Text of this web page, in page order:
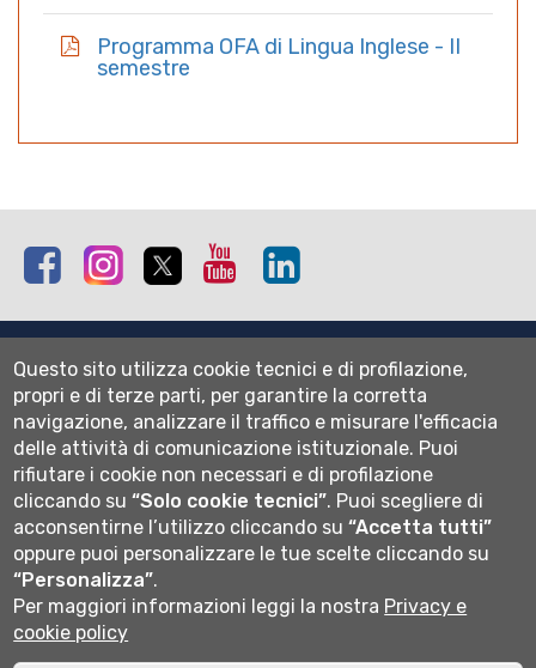
Programma OFA di Lingua Inglese - II
semestre
Facebook Instagram Twitter Youtube
Mappa del sito
Normativa cookie
Informativa privacy
Cookie settings
Wi-fi
Webmail
Università degli studi di Bergamo
Questo sito utilizza cookie tecnici e di profilazione,
propri e di terze parti, per garantire la corretta
navigazione, analizzare il traffico e misurare l'efficacia
delle attività di comunicazione istituzionale. Puoi
rifiutare i cookie non necessari e di profilazione
cliccando su“Solo cookie tecnici”. Puoi scegliere di
acconsentirne l’utilizzo cliccando su“Accetta tutti”
oppure puoi personalizzare le tue scelte cliccando su
“Personalizza”.
Per maggiori informazioni leggi la nostra Privacy e
cookie policy